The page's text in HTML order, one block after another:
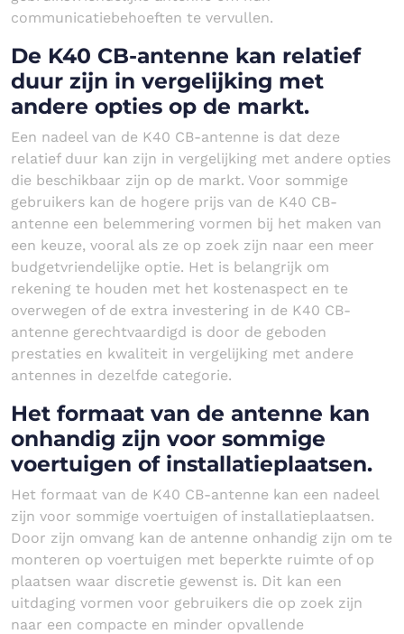
communicatiebehoeften te vervullen.
De K40 CB-antenne kan relatief
duur zijn in vergelijking met
andere opties op de markt.
Een nadeel van de K40 CB-antenne is dat deze
relatief duur kan zijn in vergelijking met andere opties
die beschikbaar zijn op de markt. Voor sommige
gebruikers kan de hogere prijs van de K40 CB-
antenne een belemmering vormen bij het maken van
een keuze, vooral als ze op zoek zijn naar een meer
budgetvriendelijke optie. Het is belangrijk om
rekening te houden met het kostenaspect en te
overwegen of de extra investering in de K40 CB-
antenne gerechtvaardigd is door de geboden
prestaties en kwaliteit in vergelijking met andere
antennes in dezelfde categorie.
Het formaat van de antenne kan
onhandig zijn voor sommige
voertuigen of installatieplaatsen.
Het formaat van de K40 CB-antenne kan een nadeel
zijn voor sommige voertuigen of installatieplaatsen.
Door zijn omvang kan de antenne onhandig zijn om te
monteren op voertuigen met beperkte ruimte of op
plaatsen waar discretie gewenst is. Dit kan een
uitdaging vormen voor gebruikers die op zoek zijn
naar een compacte en minder opvallende